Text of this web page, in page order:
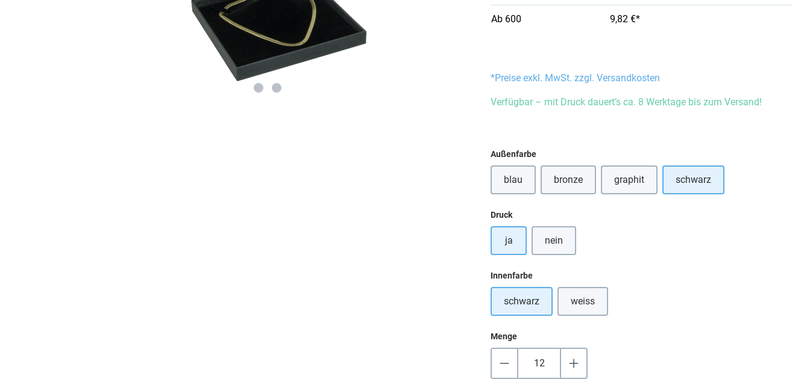
Ab 600 9,82 €*
*Preise exkl. MwSt. zzgl. Versandkosten
Verfügbar – mit Druck dauert’s ca. 8 Werktage bis zum Versand!
Außenfarbeauswählen
blau(Diese Option ist zurzeit nicht verfügbar.)
bronze graphit schwarz
Druckauswählen
ja nein
Innenfarbeauswählen
schwarz weiss(Diese Option ist zurzeit nicht verfügbar.)
Menge